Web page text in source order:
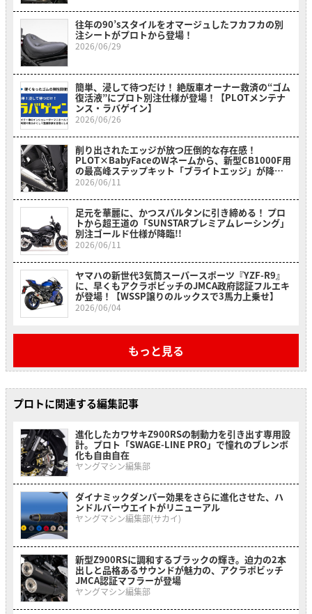
往年の90’sスタイルをオマージュしたフカフカの別
注シートがプロトから登場！
2026/06/29
簡単、浸して待つだけ！ 絶版車オーナー救済の“ゴム
復活液”にプロト別注仕様が登場！【PLOTメンテナ
ンス・ラバゲイン】
2026/06/26
削り出されたエッジが放つ圧倒的な存在感！
PLOT×BabyFaceのWネームから、新型CB1000F用
の最高峰ステップキット「ブライトエッジ」が降
臨！
2026/06/11
足元を華麗に、かつスパルタンに引き締める！ プロ
トから超王道の「SUNSTARプレミアムレーシング」
別注ゴールド仕様が降臨!!
2026/06/11
ヤマハの新世代3気筒スーパースポーツ『YZF-R9』
に、早くもアクラポビッチのJMCA政府認証フルエキ
が登場！【WSSP譲りのルックスで3馬力上乗せ】
2026/06/04
もっと見る
プロトに関連する編集記事
進化したカワサキZ900RSの制動力を引き出す専用設
計。プロト「SWAGE-LINE PRO」で憧れのブレンボ
化も自由自在
ヤングマシン編集部
ダイナミックダンパー効果をさらに進化させた、ハ
ンドルバーウエイトがリニューアル
ヤングマシン編集部(サカイ)
新型Z900RSに調和するブラックの輝き。迫力の2本
出しと品格あるサウンドが魅力の、アクラポビッチ
JMCA認証マフラーが登場
ヤングマシン編集部